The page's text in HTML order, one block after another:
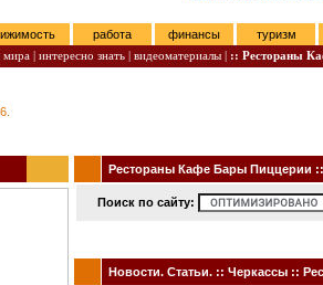
работа финансы
туризм
мира | интересно знать | видеоматериалы | :: Рестораны
Рестораны Кафе Бары Пиццерии ::
Поиск по сайту:
Новости. Статьи. :: Черкассы ::